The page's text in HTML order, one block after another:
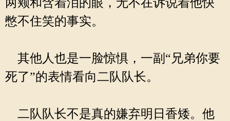
憋不住笑的事实。
其他人也是一脸惊惧，一副“兄弟你要
死了”的表情看向二队队长。
二队队长不是真的嫌弃明日香矮。他